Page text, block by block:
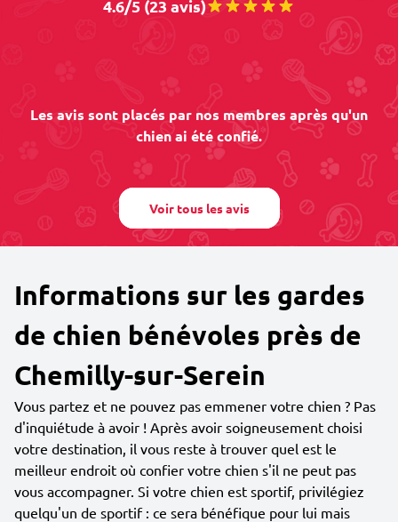
4.6/5 (23 avis)
Les avis sont placés par nos membres après qu'un
chien ai été confié.
Voir tous les avis
Informations sur les gardes
de chien bénévoles près de
Chemilly-sur-Serein
Vous partez et ne pouvez pas emmener votre chien ? Pas
d'inquiétude à avoir ! Après avoir soigneusement choisi
votre destination, il vous reste à trouver quel est le
meilleur endroit où confier votre chien s'il ne peut pas
vous accompagner. Si votre chien est sportif, privilégiez
quelqu'un de sportif : ce sera bénéfique pour lui mais